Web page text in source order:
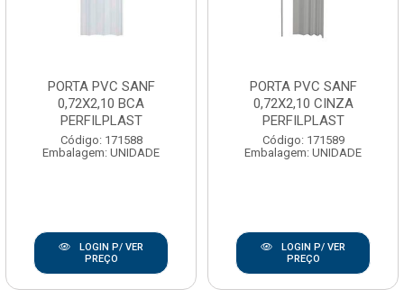
PORTA PVC SANF
0,72X2,10 BCA
PERFILPLAST
Código: 171588
Embalagem: UNIDADE
LOGIN P/ VER
PREÇO
PORTA PVC SANF
0,72X2,10 CINZA
PERFILPLAST
Código: 171589
Embalagem: UNIDADE
LOGIN P/ VER
PREÇO